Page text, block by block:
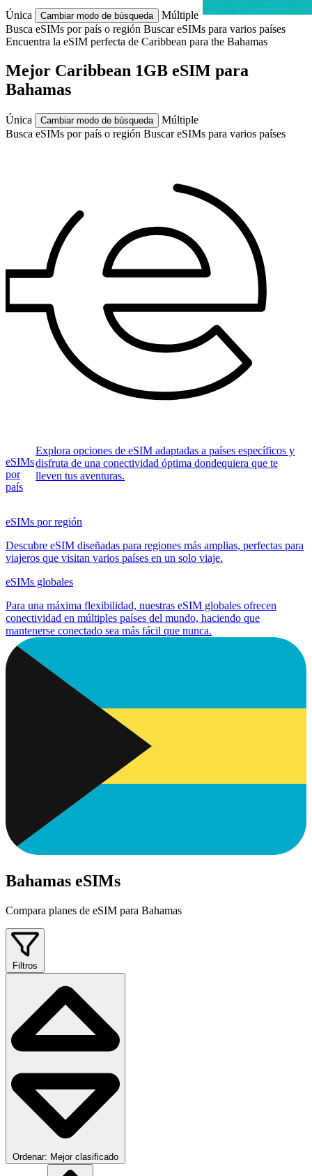
Única Cambiar modo de búsqueda
Múltiple
Busca eSIMs por país o región Buscar eSIMs para varios países
Encuentra la eSIM perfecta de Caribbean para the Bahamas
Mejor Caribbean 1GB eSIM para
Bahamas
Única Cambiar modo de búsqueda
Múltiple
Busca eSIMs por país o región Buscar eSIMs para varios países
eSIMs
por
país
Explora opciones de eSIM adaptadas a países específicos y
disfruta de una conectividad óptima dondequiera que te
lleven tus aventuras.
eSIMs por región
Descubre eSIM diseñadas para regiones más amplias, perfectas para
viajeros que visitan varios países en un solo viaje.
eSIMs globales
Para una máxima flexibilidad, nuestras eSIM globales ofrecen
conectividad en múltiples países del mundo, haciendo que
mantenerse conectado sea más fácil que nunca.
Bahamas eSIMs
Compara planes de eSIM para Bahamas
Filtros
Ordenar: Mejor clasificado